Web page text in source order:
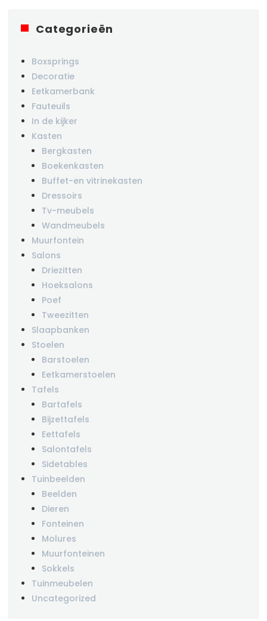
Categorieën
Boxsprings
Decoratie
Eetkamerbank
Fauteuils
In de kijker
Kasten
Bergkasten
Boekenkasten
Buffet-en vitrinekasten
Dressoirs
Tv-meubels
Wandmeubels
Muurfontein
Salons
Driezitten
Hoeksalons
Poef
Tweezitten
Slaapbanken
Stoelen
Barstoelen
Eetkamerstoelen
Tafels
Bartafels
Bijzettafels
Eettafels
Salontafels
Sidetables
Tuinbeelden
Beelden
Dieren
Fonteinen
Molures
Muurfonteinen
Sokkels
Tuinmeubelen
Uncategorized